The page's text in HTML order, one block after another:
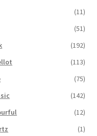
(11)
(51)
(192)
(113)
(75)
(142)
(12)
(1)